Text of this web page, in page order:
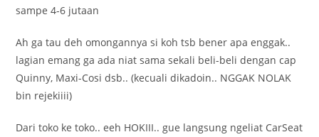
sampe 4-6 jutaan
Ah ga tau deh omongannya si koh tsb bener apa enggak..
lagian emang ga ada niat sama sekali beli-beli dengan cap
Quinny, Maxi-Cosi dsb.. (kecuali dikadoin.. NGGAK NOLAK
bin rejekiiii)
Dari toko ke toko.. eeh HOKIII.. gue langsung ngeliat CarSeat